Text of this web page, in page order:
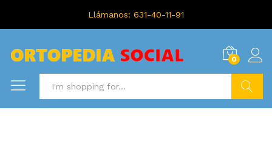
Llámanos: 631-40-11-91
0